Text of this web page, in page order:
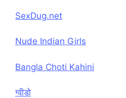
SexDug.net
Nude Indian Girls
Bangla Choti Kahini
ग्वीडो